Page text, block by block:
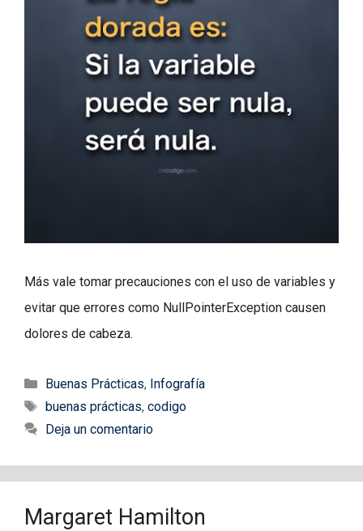
Más vale tomar precauciones con el uso de variables y
evitar que errores como NullPointerException causen
dolores de cabeza.
Categorías
Buenas Prácticas, Infografía
Etiquetas
buenas prácticas, codigo
Deja un comentario
Margaret Hamilton